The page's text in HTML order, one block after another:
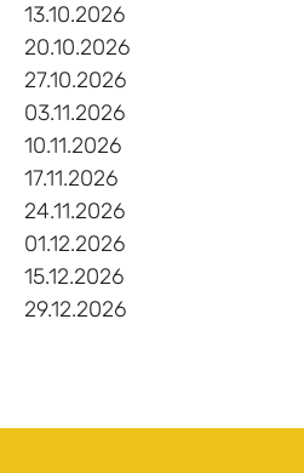
13.10.2026
20.10.2026
27.10.2026
03.11.2026
10.11.2026
17.11.2026
24.11.2026
01.12.2026
15.12.2026
29.12.2026